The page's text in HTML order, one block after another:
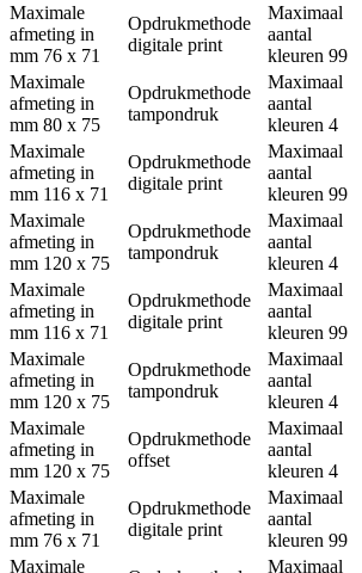
Maximale
afmeting in
mm 76 x 71
Opdrukmethode
digitale print
Maximaal
aantal
kleuren 99
Maximale
afmeting in
mm 80 x 75
Opdrukmethode
tampondruk
Maximaal
aantal
kleuren 4
Maximale
afmeting in
mm 116 x 71
Opdrukmethode
digitale print
Maximaal
aantal
kleuren 99
Maximale
afmeting in
mm 120 x 75
Opdrukmethode
tampondruk
Maximaal
aantal
kleuren 4
Maximale
afmeting in
mm 116 x 71
Opdrukmethode
digitale print
Maximaal
aantal
kleuren 99
Maximale
afmeting in
mm 120 x 75
Opdrukmethode
tampondruk
Maximaal
aantal
kleuren 4
Maximale
afmeting in
mm 120 x 75
Opdrukmethode
offset
Maximaal
aantal
kleuren 4
Maximale
afmeting in
mm 76 x 71
Opdrukmethode
digitale print
Maximaal
aantal
kleuren 99
Maximale
Maximaal